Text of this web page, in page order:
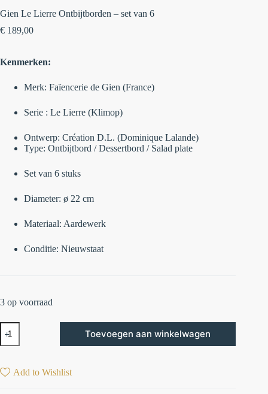
Gien Le Lierre Ontbijtborden – set van 6
€ 189,00
Kenmerken:
Merk: Faïencerie de Gien (France)
Serie : Le Lierre (Klimop)
Ontwerp: Création D.L. (Dominique Lalande)
Type: Ontbijtbord / Dessertbord / Salad plate
Set van 6 stuks
Diameter: ø 22 cm
Materiaal: Aardewerk
Conditie: Nieuwstaat
3 op voorraad
Toevoegen aan winkelwagen
Add to Wishlist